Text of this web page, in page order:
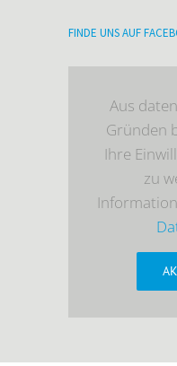
FINDE UNS AUF
Aus
Gründen
Ihre
zu